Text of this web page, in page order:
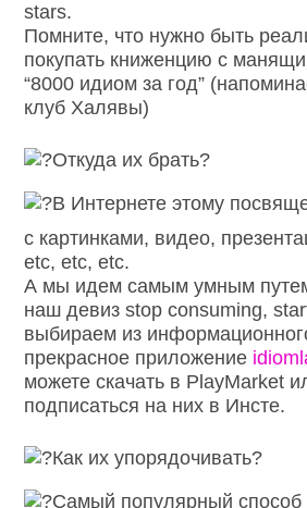
stars.
Помните, что нужно быть
покупать книженцию с
“8000 идиом за год”
клуб Халявы)
Откуда их брать?
В Интернете этому
с картинками, видео,
etc, etc, etc.
А мы идем самым умным
наш девиз stop consuming,
выбираем из
прекрасное приложение
можете скачать в PlayMarket
подписаться на них в Инсте.
Как их упорядочивать?
Самый популярный способ